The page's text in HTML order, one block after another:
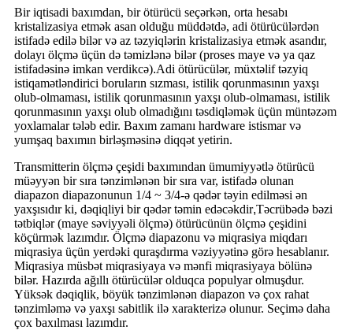
Bir iqtisadi baxımdan, bir ötürücü seçərkən, orta hesabı
kristalizasiya etmək asan olduğu müddətdə, adi ötürücülərdən
istifadə edilə bilər və az təzyiqlərin kristalizasiya etmək asandır,
dolayı ölçmə üçün də təmizlənə bilər (proses maye və ya qaz
istifadəsinə imkan verdikcə).Adi ötürücülər, müxtəlif təzyiq
istiqamətləndirici boruların sızması, istilik qorunmasının yaxşı
olub-olmaması, istilik qorunmasının yaxşı olub-olmaması, istilik
qorunmasının yaxşı olub olmadığını təsdiqləmək üçün müntəzəm
yoxlamalar tələb edir. Baxım zamanı hardware istismar və
yumşaq baxımın birləşməsinə diqqət yetirin.
Transmitterin ölçmə çeşidi baxımından ümumiyyətlə ötürücü
müəyyən bir sıra tənzimlənən bir sıra var, istifadə olunan
diapazon diapazonunun 1/4 ~ 3/4-ə qədər təyin edilməsi ən
yaxşısıdır ki, dəqiqliyi bir qədər təmin edəcəkdir,Təcrübədə bəzi
tətbiqlər (maye səviyyəli ölçmə) ötürücünün ölçmə çeşidini
köçürmək lazımdır. Ölçmə diapazonu və miqrasiya miqdarı
miqrasiya üçün yerdəki quraşdırma vəziyyətinə görə hesablanır.
Miqrasiya müsbət miqrasiyaya və mənfi miqrasiyaya bölünə
bilər. Hazırda ağıllı ötürücülər olduqca populyar olmuşdur.
Yüksək dəqiqlik, böyük tənzimlənən diapazon və çox rahat
tənzimləmə və yaxşı sabitlik ilə xarakterizə olunur. Seçimə daha
çox baxılması lazımdır.